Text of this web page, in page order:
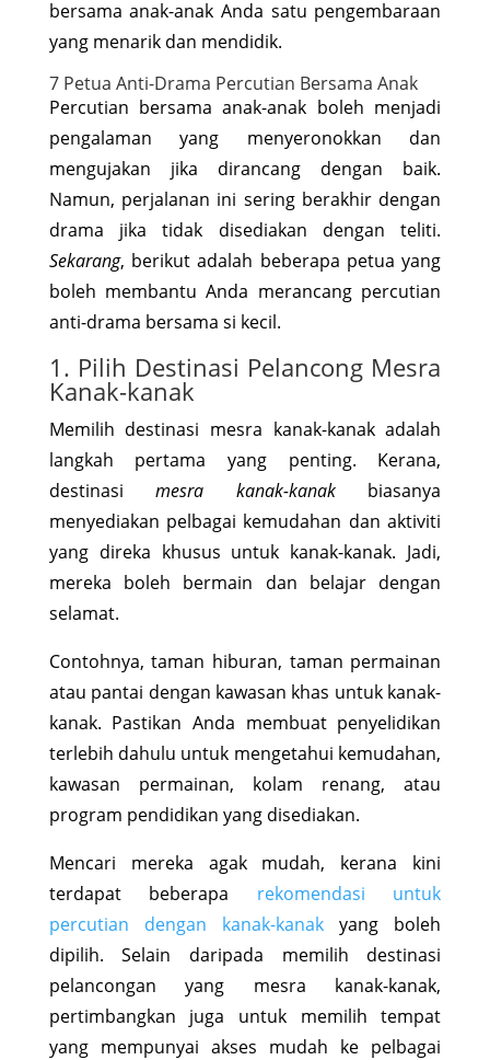
bersama anak-anak Anda satu pengembaraan
yang menarik dan mendidik.
7 Petua Anti-Drama Percutian Bersama Anak
Percutian bersama anak-anak boleh menjadi
pengalaman yang menyeronokkan dan
mengujakan jika dirancang dengan baik.
Namun, perjalanan ini sering berakhir dengan
drama jika tidak disediakan dengan teliti.
Sekarang, berikut adalah beberapa petua yang
boleh membantu Anda merancang percutian
anti-drama bersama si kecil.
1. Pilih Destinasi Pelancong Mesra
Kanak-kanak
Memilih destinasi mesra kanak-kanak adalah
langkah pertama yang penting. Kerana,
destinasimesra kanak-kanakbiasanya
menyediakan pelbagai kemudahan dan aktiviti
yang direka khusus untuk kanak-kanak. Jadi,
mereka boleh bermain dan belajar dengan
selamat.
Contohnya, taman hiburan, taman permainan
atau pantai dengan kawasan khas untuk kanak-
kanak. Pastikan Anda membuat penyelidikan
terlebih dahulu untuk mengetahui kemudahan,
kawasan permainan, kolam renang, atau
program pendidikan yang disediakan.
Mencari mereka agak mudah, kerana kini
terdapat beberapa rekomendasi untuk
percutian dengan kanak-kanak yang boleh
dipilih. Selain daripada memilih destinasi
pelancongan yang mesra kanak-kanak,
pertimbangkan juga untuk memilih tempat
yang mempunyai akses mudah ke pelbagai